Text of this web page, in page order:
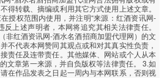
得转载、摘编或利用其它方式使用上述文章。
授权范围内使用，并注明“来源：红酒资讯网-
上述声明者，本网将追究其相关法律责任。
非红酒资讯网-酒水名酒招商加盟代理网）的文
不代表本网赞同其观点或和对其真实性负责，
责任及连带责任。其他媒体、网站或个人从本
文章第一来源，并自负版权等法律责任。 3.如
在作品发表之日起一周内与本网联系，否则视